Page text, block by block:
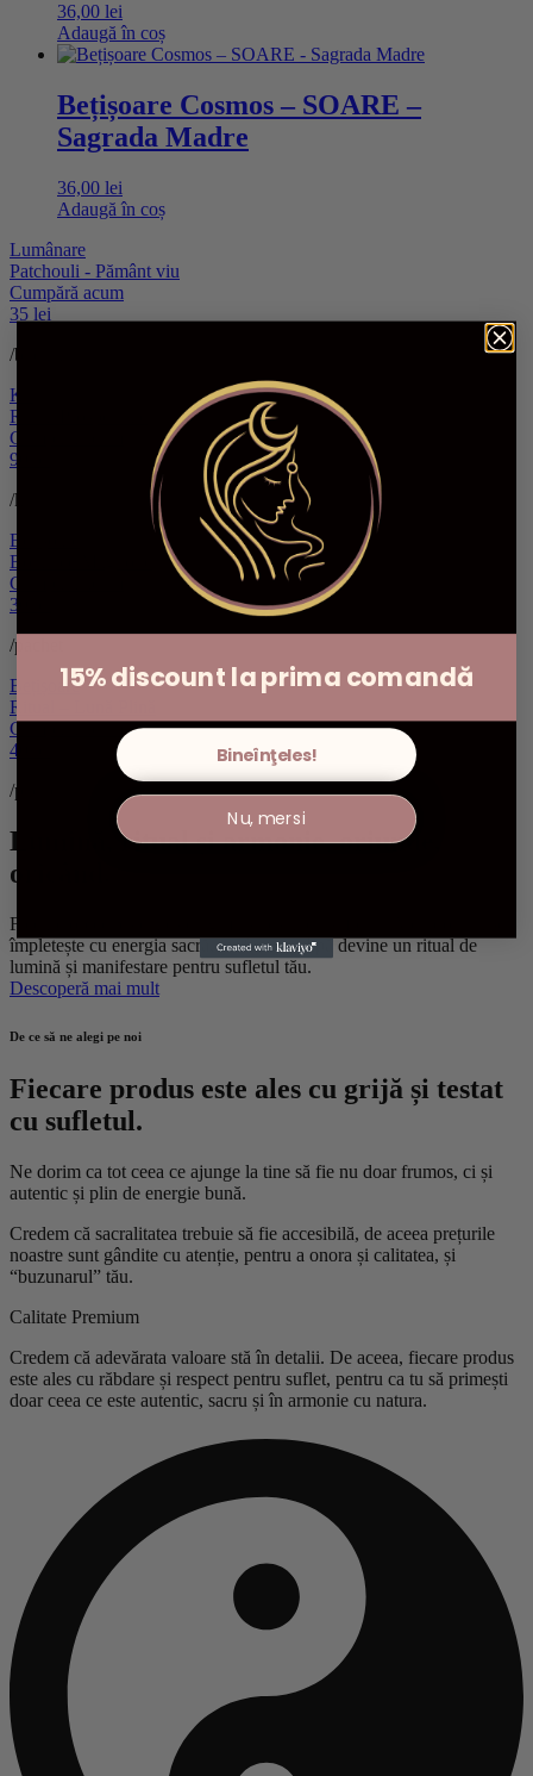
36,00 lei
Adaugă în coș
Bețișoare Cosmos – SOARE –
Sagrada Madre
36,00 lei
Adaugă în coș
Lumânare
Patchouli - Pământ viu
Cumpără acum
35 lei
/bucată
Kit
Ritual Prosperitate
Cumpără acum
90 lei
/kit
Bețișoare
Botanice Magnolie
Cumpără acum
30 lei
/pachet
Bețișoare
Ritual – Lună Plină
Cumpără acum
40 lei
/pachet
Lumină, ritual și armonie, oriunde,
oricând.
Fiecare obiect este ales cu grijă și testat cu sufletul. Aici, dorința se
împletește cu energia sacră, iar fiecare clipă devine un ritual de
lumină și manifestare pentru sufletul tău.
Descoperă mai mult
De ce să ne alegi pe noi
Fiecare produs este ales cu grijă și testat
cu sufletul.
Ne dorim ca tot ceea ce ajunge la tine să fie nu doar frumos, ci și
autentic și plin de energie bună.
Credem că sacralitatea trebuie să fie accesibilă, de aceea prețurile
noastre sunt gândite cu atenție, pentru a onora și calitatea, și
“buzunarul” tău.
Calitate Premium
Credem că adevărata valoare stă în detalii. De aceea, fiecare produs
este ales cu răbdare și respect pentru suflet, pentru ca tu să primești
doar ceea ce este autentic, sacru și în armonie cu natura.
15% discount la prima comandă
Bineînţeles!
Nu, mersi